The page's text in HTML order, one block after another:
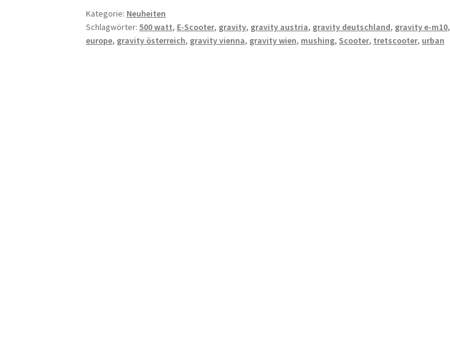
Kategorie: Neuheiten
Schlagwörter:500 watt, E-Scooter, gravity, gravity austria, gravity deutschland, gravity e-m10,
europe, gravity österreich, gravity vienna, gravity wien, mushing, Scooter, tretscooter, urban